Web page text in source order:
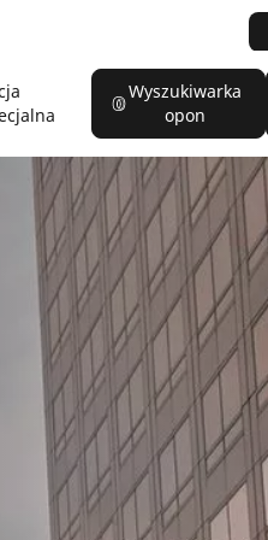
Wyszukiwarka
opon